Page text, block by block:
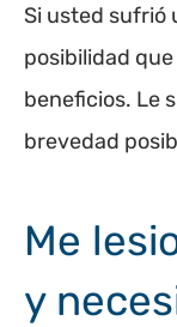
Si usted sufrió
posibilidad
beneficios. Le
brevedad
Me
y